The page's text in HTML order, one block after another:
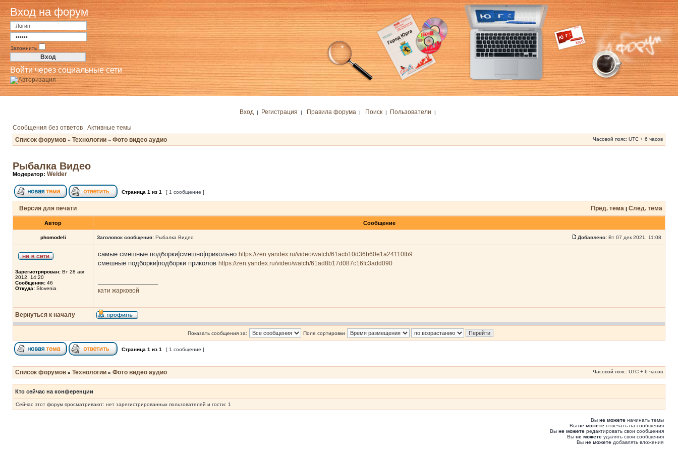
Вход на форум
Запомнить
Войти через социальные сети
Вход | Регистрация | Правила форума | Поиск| Пользователи |
Сообщения без ответов | Активные темы
Список форумов » Технологии » Фото видео аудио Часовой пояс: UTC + 6 часов
Рыбалка Видео
Модератор: Welder
Страница 1 из 1 [ 1 сообщение ]
Версия для печати Пред. тема | След. тема
Автор Сообщение
phomodeli Заголовок сообщения: Рыбалка Видео Добавлено: Вт 07 дек 2021, 11:08
Зарегистрирован: Вт 28 авг
2012, 14:20
Сообщения: 46
Откуда: Slovenia
самые смешные подборки|смешно|прикольно https://zen.yandex.ru/video/watch/61acb10d36b60e1a24110fb9
смешные подборки|подборки приколов https://zen.yandex.ru/video/watch/61ad8b17d087c16fc3add090
кати жарковой
Вернуться к началу
Показать сообщения за: Поле сортировки
Страница 1 из 1 [ 1 сообщение ]
Список форумов » Технологии » Фото видео аудио Часовой пояс: UTC + 6 часов
Кто сейчас на конференции
Сейчас этот форум просматривают: нет зарегистрированных пользователей и гости: 1
Вы не можете начинать темы
Вы не можете отвечать на сообщения
Вы не можете редактировать свои сообщения
Вы не можете удалять свои сообщения
Вы не можете добавлять вложения